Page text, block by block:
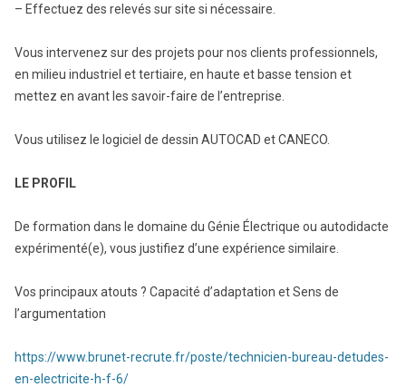
– Effectuez des relevés sur site si nécessaire.
Vous intervenez sur des projets pour nos clients professionnels,
en milieu industriel et tertiaire, en haute et basse tension et
mettez en avant les savoir-faire de l’entreprise.
Vous utilisez le logiciel de dessin AUTOCAD et CANECO.
LE PROFIL
De formation dans le domaine du Génie Électrique ou autodidacte
expérimenté(e), vous justifiez d’une expérience similaire.
Vos principaux atouts ? Capacité d’adaptation et Sens de
l’argumentation
https://www.brunet-recrute.fr/poste/technicien-bureau-detudes-
en-electricite-h-f-6/